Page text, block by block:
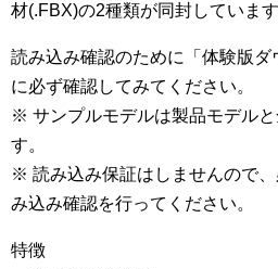
材(.FBX)の2種類が同封しています
読み込み確認のために「体験版
に必ず確認してみてください。
※ サンプルモデルは製品モデル
す。
※ 読み込み保証はしませんので
み込み確認を行ってください。
特徴